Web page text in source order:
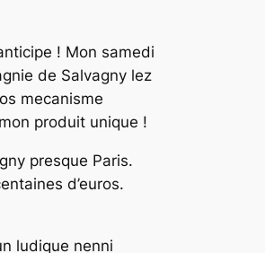
! Mon samedi
de Salvagny lez
mecanisme
produit unique !
presque Paris.
d’euros.
ludique nenni